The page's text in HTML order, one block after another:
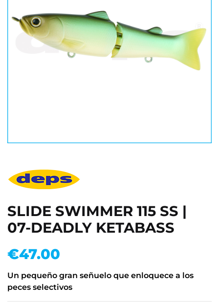
SLIDE SWIMMER 115 SS |
07-DEADLY KETABASS
€47.00
Un pequeño gran señuelo que enloquece a los
peces selectivos